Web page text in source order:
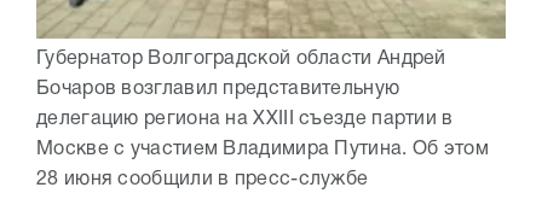
Губернатор Волгоградской области Андрей
Бочаров возглавил представительную
делегацию региона на XXIII съезде партии в
Москве с участием Владимира Путина. Об этом
28 июня сообщили в пресс-службе